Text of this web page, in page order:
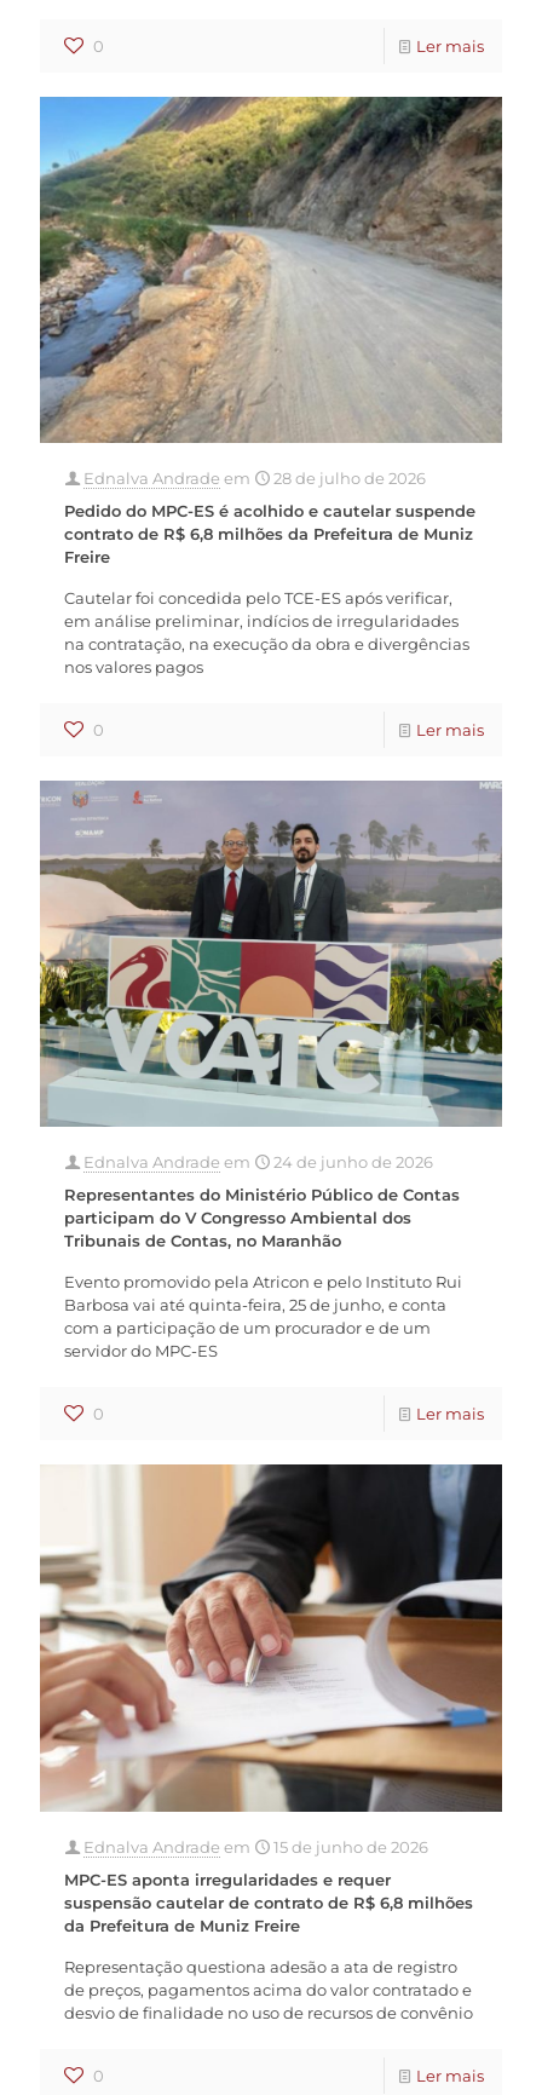
0 Ler mais
Ednalva Andrade em
28 de julho de 2026
Pedido do MPC-ES é acolhido e cautelar suspende
contrato de R$ 6,8 milhões da Prefeitura de Muniz
Freire
Cautelar foi concedida pelo TCE-ES após verificar,
em análise preliminar, indícios de irregularidades
na contratação, na execução da obra e divergências
nos valores pagos
0 Ler mais
Ednalva Andrade em
24 de junho de 2026
Representantes do Ministério Público de Contas
participam do V Congresso Ambiental dos
Tribunais de Contas, no Maranhão
Evento promovido pela Atricon e pelo Instituto Rui
Barbosa vai até quinta-feira, 25 de junho, e conta
com a participação de um procurador e de um
servidor do MPC-ES
0 Ler mais
Ednalva Andrade em
15 de junho de 2026
MPC-ES aponta irregularidades e requer
suspensão cautelar de contrato de R$ 6,8 milhões
da Prefeitura de Muniz Freire
Representação questiona adesão a ata de registro
de preços, pagamentos acima do valor contratado e
desvio de finalidade no uso de recursos de convênio
0 Ler mais